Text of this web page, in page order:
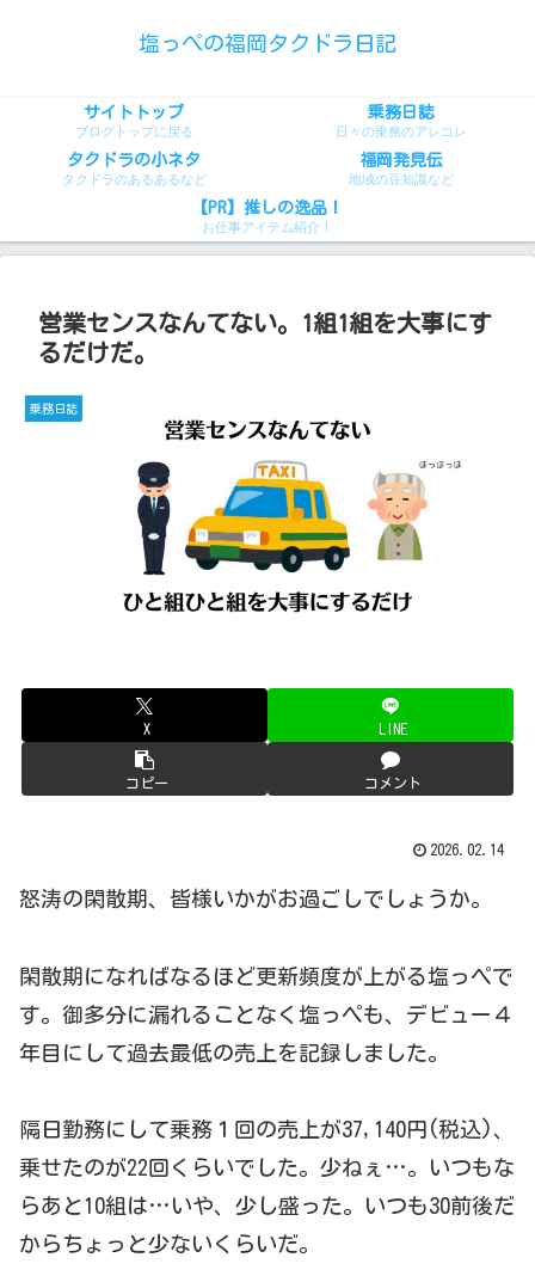
塩っぺの福岡タクドラ日記
サイトトップ
ブログトップに戻る
乗務日誌
日々の乗務のアレコレ
タクドラの小ネタ
タクドラのあるあるなど
福岡発見伝
地域の豆知識など
【PR】推しの逸品！
お仕事アイテム紹介！
営業センスなんてない。1組1組を大事にす
るだけだ。
乗務日誌
X LINE
コピー コメント
2026.02.14
怒涛の閑散期、皆様いかがお過ごしでしょうか。
閑散期になればなるほど更新頻度が上がる塩っペで
す。御多分に漏れることなく塩っペも、デビュー４
年目にして過去最低の売上を記録しました。
隔日勤務にして乗務１回の売上が37,140円(税込)、
乗せたのが22回くらいでした。少ねぇ…。いつもな
らあと10組は…いや、少し盛った。いつも30前後だ
からちょっと少ないくらいだ。